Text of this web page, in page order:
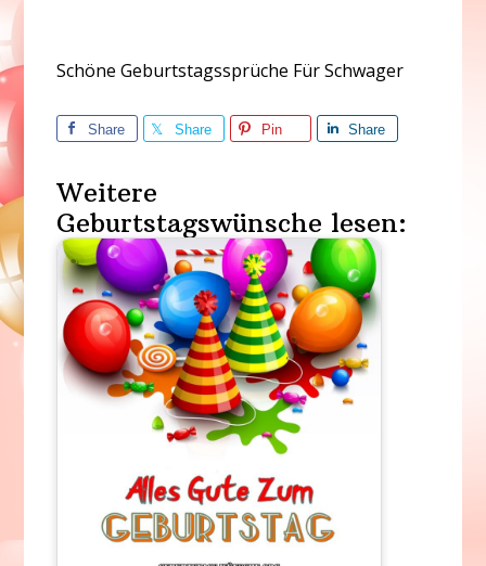
Schöne Geburtstagssprüche Für Schwager
Share Share Pin Share
Weitere
Geburtstagswünsche lesen: